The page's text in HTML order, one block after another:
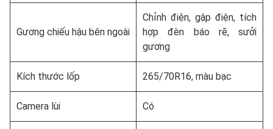
Gương chiếu hậu bên ngoài
Chỉnh điện, gập điện, tích
hợp đèn báo rẽ, sưởi
gương
Kích thước lốp 265/70R16, màu bạc
Camera lùi Có